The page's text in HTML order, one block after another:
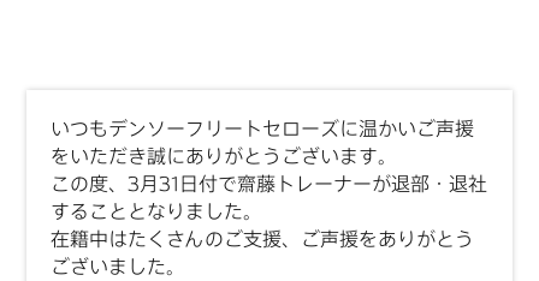
いつもデンソーフリートセローズに温かいご声援
をいただき誠にありがとうございます。
この度、3月31日付で齋藤トレーナーが退部・退社
することとなりました。
在籍中はたくさんのご支援、ご声援をありがとう
ございました。